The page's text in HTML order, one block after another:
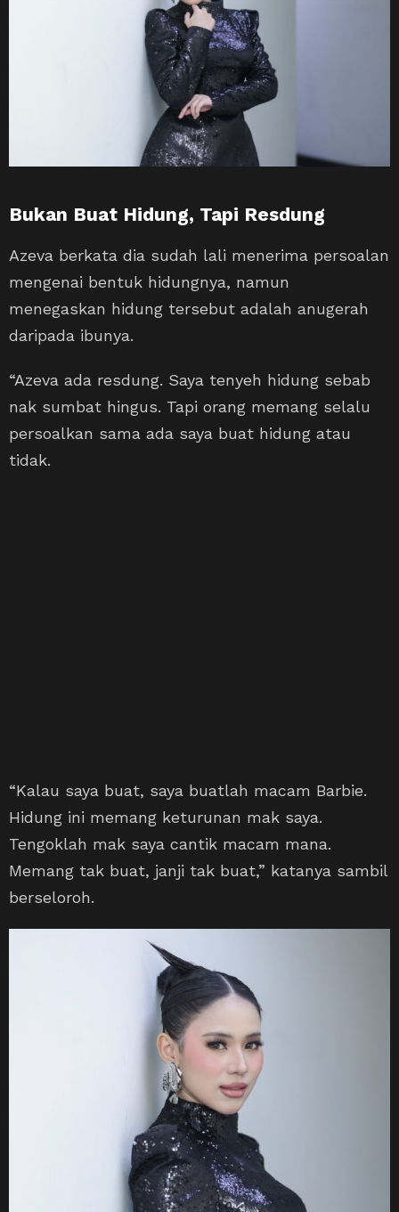
Bukan Buat Hidung, Tapi Resdung
Azeva berkata dia sudah lali menerima persoalan
mengenai bentuk hidungnya, namun
menegaskan hidung tersebut adalah anugerah
daripada ibunya.
“Azeva ada resdung. Saya tenyeh hidung sebab
nak sumbat hingus. Tapi orang memang selalu
persoalkan sama ada saya buat hidung atau
tidak.
“Kalau saya buat, saya buatlah macam Barbie.
Hidung ini memang keturunan mak saya.
Tengoklah mak saya cantik macam mana.
Memang tak buat, janji tak buat,” katanya sambil
berseloroh.